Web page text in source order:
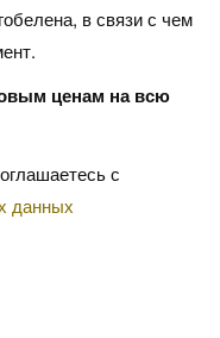
в связи с чем
ценам на всю
с
данных